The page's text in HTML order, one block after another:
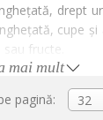
drept
cupe și
fructe.
sunt destinate
simple,
mai mult
pagină: